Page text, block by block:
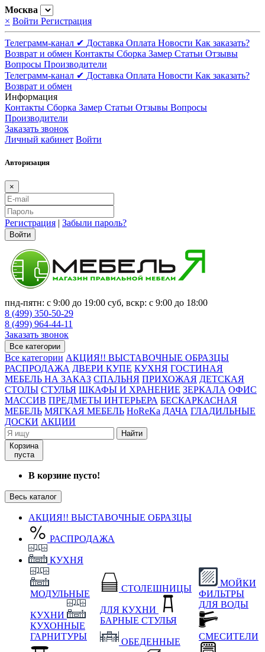
Москва
× Войти Регистрация
Телеграмм-канал ✔ Доставка Оплата Новости Как заказать?
Возврат и обмен Контакты Сборка Замер Статьи Отзывы
Вопросы Производители
Телеграмм-канал ✔ Доставка Оплата Новости Как заказать?
Возврат и обмен
Информация
Контакты Сборка Замер Статьи Отзывы Вопросы
Производители
Заказать звонок
Личный кабинет Войти
Авторизация
×
Регистрация | Забыли пароль?
Войти
пнд-пятн: с 9:00 до 19:00 суб, вскр: с 9:00 до 18:00
8 (499) 350-50-29
8 (499) 964-44-11
Заказать звонок
Все категории
Все категории АКЦИЯ!! ВЫСТАВОЧНЫЕ ОБРАЗЦЫ
РАСПРОДАЖА ДВЕРИ КУПЕ КУХНЯ ГОСТИНАЯ
МЕБЕЛЬ НА ЗАКАЗ СПАЛЬНЯ ПРИХОЖАЯ ДЕТСКАЯ
СТОЛЫ СТУЛЬЯ ШКАФЫ И ХРАНЕНИЕ ЗЕРКАЛА ОФИС
МАССИВ ПРЕДМЕТЫ ИНТЕРЬЕРА БЕСКАРКАСНАЯ
МЕБЕЛЬ МЯГКАЯ МЕБЕЛЬ HoReKa ДАЧА ГЛАДИЛЬНЫЕ
ДОСКИ АКЦИИ
Найти
Корзина
пуста
В корзине пусто!
Весь каталог
АКЦИЯ!! ВЫСТАВОЧНЫЕ ОБРАЗЦЫ
РАСПРОДАЖА
КУХНЯ
МОДУЛЬНЫЕ
КУХНИ
КУХОННЫЕ
ГАРНИТУРЫ
СТОЛЕШНИЦЫ
ДЛЯ КУХНИ
БАРНЫЕ СТУЛЬЯ
ОБЕДЕННЫЕ
МОЙКИ
ФИЛЬТРЫ
ДЛЯ ВОДЫ
СМЕСИТЕЛИ